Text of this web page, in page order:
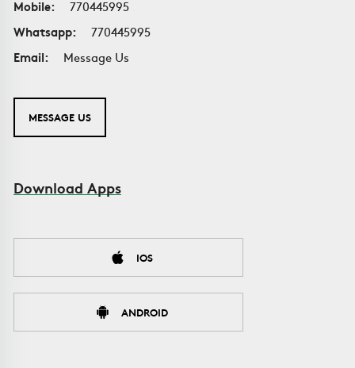
Mobile:
770445995
Whatsapp:
770445995
Email:
Message Us
MESSAGE US
Download Apps
IOS
ANDROID